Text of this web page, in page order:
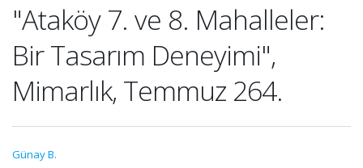
"Ataköy 7. ve 8. Mahalleler:
Bir Tasarım Deneyimi",
Mimarlık, Temmuz 264.
Günay B.